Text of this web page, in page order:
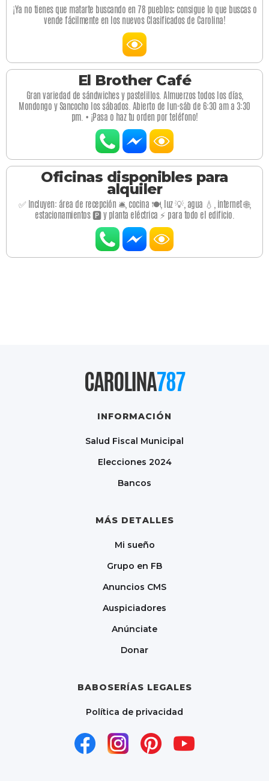
¡Ya no tienes que matarte buscando en 78 pueblos; consigue lo que buscas o
vende fácilmente en los nuevos Clasificados de Carolina!
El Brother Café
Gran variedad de sándwiches y pastelillos. Almuerzos todos los días,
Mondongo y Sancocho los sábados. Abierto de lun-sáb de 6:30 am a 3:30
pm. • ¡Pasa o haz tu orden por teléfono!
Oficinas disponibles para
alquiler
✅ Incluyen: área de recepción 🛎️, cocina 🍽️, luz 💡, agua 💧, internet 🌐,
estacionamientos 🅿️ y planta eléctrica ⚡ para todo el edificio.
CAROLINA787
INFORMACIÓN
Salud Fiscal Municipal
Elecciones 2024
Bancos
MÁS DETALLES
Mi sueño
Grupo en FB
Anuncios CMS
Auspiciadores
Anúnciate
Donar
BABOSERÍAS LEGALES
Política de privacidad